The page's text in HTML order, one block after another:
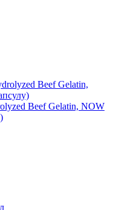
Beef Gelatin, NOW